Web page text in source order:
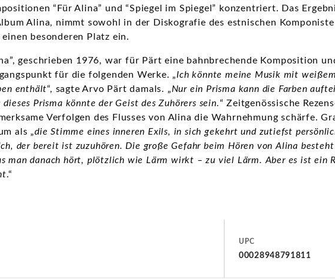
“Für Alina” und “Spiegel im Spiegel” konzentriert. Das
Alina, nimmt sowohl in der Diskografie des estnischen
einen besonderen Platz ein.
geschrieben 1976, war für Pärt eine bahnbrechende Komposition
für die folgenden Werke. „Ich könnte meine Musik mit
enthält“, sagte Arvo Pärt damals. „Nur ein Prisma kann die Farben
dieses Prisma könnte der Geist des Zuhörers sein.“ Zeitgenössische
Verfolgen des Flusses von Alina die Wahrnehmung schärfe.
als „die Stimme eines inneren Exils, in sich gekehrt und zutiefst
der bereit ist zuzuhören. Die große Gefahr beim Hören von Alina
man danach hört, plötzlich wie Lärm wirkt – zu viel Lärm. Aber es ist ein
.“
UPC
00028948791811